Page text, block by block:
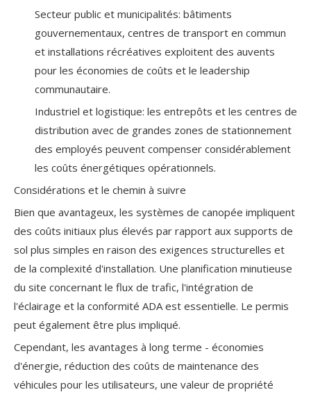
Secteur public et municipalités: bâtiments
gouvernementaux, centres de transport en commun
et installations récréatives exploitent des auvents
pour les économies de coûts et le leadership
communautaire.
Industriel et logistique: les entrepôts et les centres de
distribution avec de grandes zones de stationnement
des employés peuvent compenser considérablement
les coûts énergétiques opérationnels.
Considérations et le chemin à suivre
Bien que avantageux, les systèmes de canopée impliquent
des coûts initiaux plus élevés par rapport aux supports de
sol plus simples en raison des exigences structurelles et
de la complexité d'installation. Une planification minutieuse
du site concernant le flux de trafic, l'intégration de
l'éclairage et la conformité ADA est essentielle. Le permis
peut également être plus impliqué.
Cependant, les avantages à long terme - économies
d'énergie, réduction des coûts de maintenance des
véhicules pour les utilisateurs, une valeur de propriété